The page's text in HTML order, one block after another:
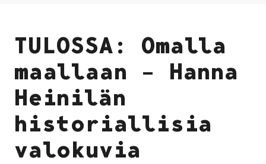
TULOSSA: Omalla
maallaan – Hanna
Heinilän
historiallisia
valokuvia